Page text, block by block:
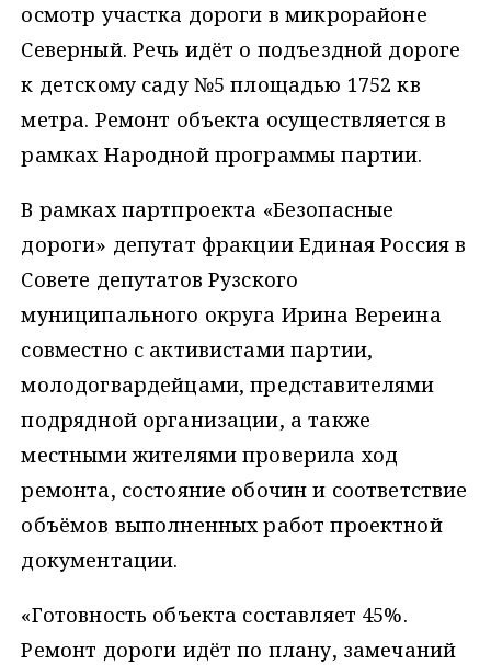
осмотр участка дороги в микрорайоне
Северный. Речь идёт о подъездной дороге
к детскому саду №5 площадью 1752 кв
метра. Ремонт объекта осуществляется в
рамках Народной программы партии.
В рамках партпроекта «Безопасные
дороги» депутат фракции Единая Россия в
Совете депутатов Рузского
муниципального округа Ирина Вереина
совместно с активистами партии,
молодогвардейцами, представителями
подрядной организации, а также
местными жителями проверила ход
ремонта, состояние обочин и соответствие
объёмов выполненных работ проектной
документации.
«Готовность объекта составляет 45%.
Ремонт дороги идёт по плану, замечаний